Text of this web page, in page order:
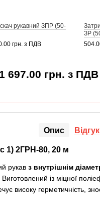
рукавний ЗПР (50-
грн. з ПДВ
ЗР
697.00 грн. з ПДВ
Опис
1) 2ГРН-80, 20 м
рукав з внутрішнім
із міцної
високу герметичність,